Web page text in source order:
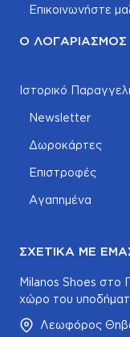
Επικοινωνήστε
Ο
Ιστορικό
Newsletter
Δωροκάρτες
Επιστροφές
Αγαπημένα
ΣΧΕΤΙΚΆ ΜΕ
Milanos Shoes στο
χώρο του
Λεωφόρος